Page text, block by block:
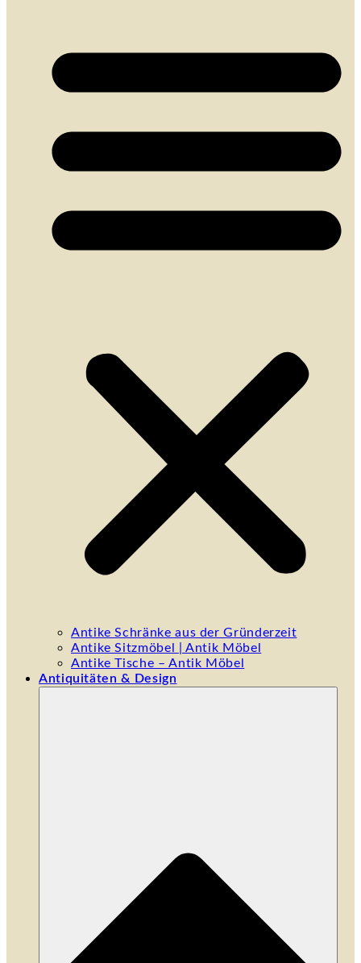
Antike Schränke aus der Gründerzeit
Antike Sitzmöbel | Antik Möbel
Antike Tische – Antik Möbel
Antiquitäten & Design